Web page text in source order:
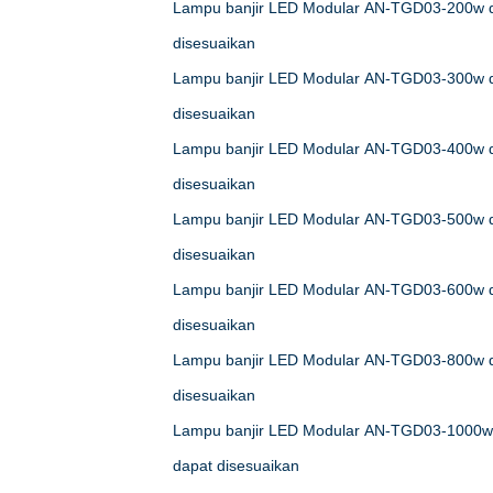
Lampu banjir LED Modular AN-TGD03-200w
disesuaikan
Lampu banjir LED Modular AN-TGD03-300w
disesuaikan
Lampu banjir LED Modular AN-TGD03-400w
disesuaikan
Lampu banjir LED Modular AN-TGD03-500w
disesuaikan
Lampu banjir LED Modular AN-TGD03-600w
disesuaikan
Lampu banjir LED Modular AN-TGD03-800w
disesuaikan
Lampu banjir LED Modular AN-TGD03-1000w
dapat disesuaikan